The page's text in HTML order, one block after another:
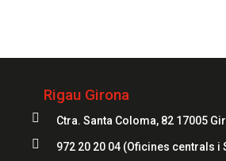
Rigau Girona
 Ctra. Santa Coloma, 82 17005
 972 20 20 04 (Oficines centrals i